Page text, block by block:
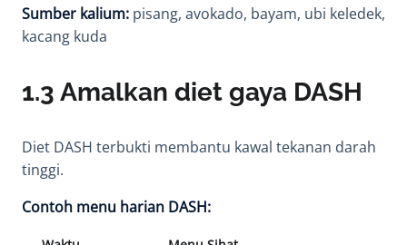
Sumber kalium: pisang, avokado, bayam, ubi keledek,
kacang kuda
1.3 Amalkan diet gaya DASH
Diet DASH terbukti membantu kawal tekanan darah
tinggi.
Contoh menu harian DASH: